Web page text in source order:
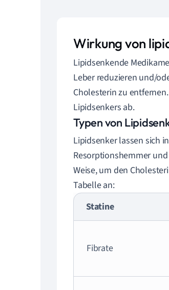
Wirkung von
Lipidsenkende
Leber reduzieren und/
Cholesterin zu
Lipidsenkers ab.
Typen von
Lipidsenker lassen sich
Resorptionshemmer
Weise, um den
Tabelle an:
Statine
Fibrate